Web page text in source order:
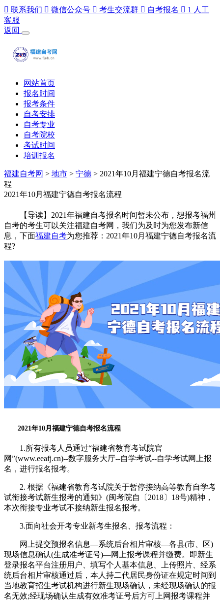
 联系我们  微信公众号  考生交流群  自考报名  1 人工
客服
返回
网站首页
报名时间
报考条件
自考安排
自考专业
自考院校
考试时间
培训报名
福建自考网 > 地市 > 宁德 > 2021年10月福建宁德自考报名流
程
2021年10月福建宁德自考报名流程
【导读】2021年福建自考报名时间暂未公布，想报考福州
自考的考生可以关注福建自考网，我们为及时为您发布新信
息，下面福建自考为您推荐：2021年10月福建宁德自考报名流
程?
2021年10月福建宁德自考报名流程
1.所有报考人员通过“福建省教育考试院官
网”(www.eeafj.cn)--数字服务大厅--自学考试--自学考试网上报
名，进行报名报考。
2. 根据《福建省教育考试院关于暂停接纳高等教育自学考
试衔接考试新生报考的通知》(闽考院自〔2018〕18号)精神，
本次衔接专业考试不接纳新生报名报考。
3.面向社会开考专业新考生报名、报考流程：
网上提交预报名信息—系统后台相片审核—各县(市、区)
现场信息确认(生成准考证号)—网上报考课程并缴费。即新生
登录报名平台注册用户、填写个人基本信息、上传照片、经系
统后台相片审核通过后，本人持二代居民身份证在规定时间到
当地教育招生考试机构进行新生现场确认，未经现场确认的报
名无效;经现场确认生成有效准考证号后方可上网报考课程并